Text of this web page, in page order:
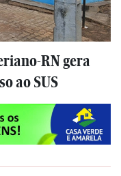
RN gera
ao SUS